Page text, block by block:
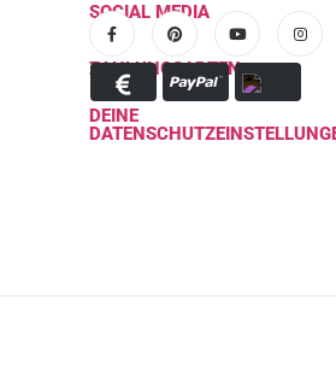
SOCIAL MEDIA
ZAHLUNGSARTEN
DEINE